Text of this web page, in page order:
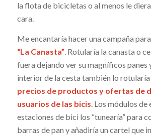
la flota de bicicletas o al menos le
cara.
Me encantaría hacer una campaña
“La Canasta”. Rotularía la canasta o
fuera dejando ver su magníficos panes
interior de la cesta también lo
precios de productos y ofertas de
usuarios de las bicis. Los módulos de
estaciones de bici los “tunearía” para
barras de pan y añadiría un cartel que